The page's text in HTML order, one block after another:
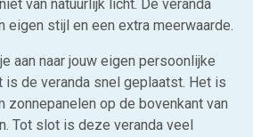
van natuurlijk licht. De veranda
eigen stijl en een extra meerwaarde.
aan naar jouw eigen persoonlijke
is de veranda snel geplaatst. Het is
zonnepanelen op de bovenkant van
Tot slot is deze veranda veel